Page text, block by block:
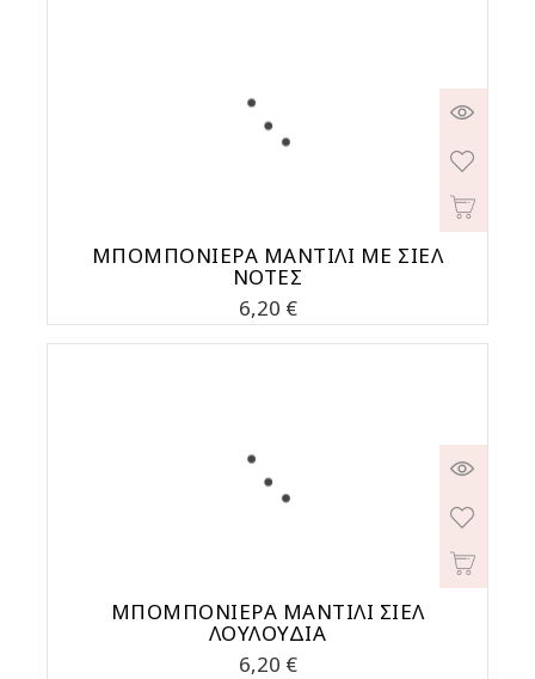
ΜΠΟΜΠΟΝΙΕΡΑ ΜΑΝΤΙΛΙ ΜΕ ΣΙΕΛ
ΝΟΤΕΣ
Τιμή
6,20 €
ΜΠΟΜΠΟΝΙΕΡΑ ΜΑΝΤΙΛΙ ΣΙΕΛ
ΛΟΥΛΟΥΔΙΑ
Τιμή
6,20 €